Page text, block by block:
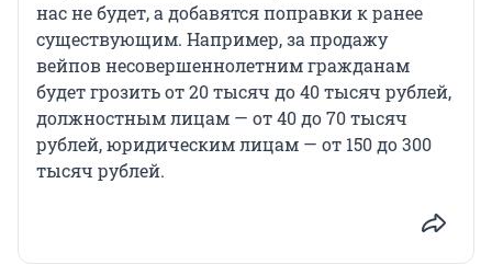
нас не будет, а добавятся поправки к ранее
существующим. Например, за продажу
вейпов несовершеннолетним гражданам
будет грозить от 20 тысяч до 40 тысяч рублей,
должностным лицам — от 40 до 70 тысяч
рублей, юридическим лицам — от 150 до 300
тысяч рублей.